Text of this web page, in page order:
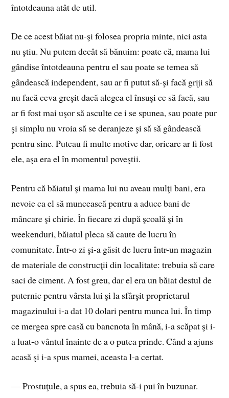
întotdeauna atât de util.
De ce acest băiat nu-şi folosea propria minte, nici asta
nu ştiu. Nu putem decât să bănuim: poate că, mama lui
gândise întotdeauna pentru el sau poate se temea să
gândească independent, sau ar fi putut să-şi facă griji să
nu facă ceva greşit dacă alegea el însuşi ce să facă, sau
ar fi fost mai uşor să asculte ce i se spunea, sau poate pur
şi simplu nu vroia să se deranjeze şi să să gândească
pentru sine. Puteau fi multe motive dar, oricare ar fi fost
ele, aşa era el în momentul poveştii.
Pentru că băiatul şi mama lui nu aveau mulţi bani, era
nevoie ca el să muncească pentru a aduce bani de
mâncare şi chirie. În fiecare zi după şcoală şi în
weekenduri, băiatul pleca să caute de lucru în
comunitate. Într-o zi şi-a găsit de lucru într-un magazin
de materiale de construcţii din localitate: trebuia să care
saci de ciment. A fost greu, dar el era un băiat destul de
puternic pentru vârsta lui şi la sfârşit proprietarul
magazinului i-a dat 10 dolari pentru munca lui. În timp
ce mergea spre casă cu bancnota în mână, i-a scăpat şi i-
a luat-o vântul înainte de a o putea prinde. Când a ajuns
acasă şi i-a spus mamei, aceasta l-a certat.
— Prostuţule, a spus ea, trebuia să-i pui în buzunar.